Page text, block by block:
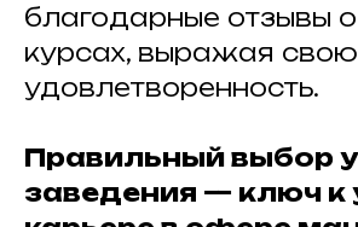
благодарные отзывы
курсах, выражая свою
удовлетворенность.
Правильный выбор
заведения — ключ к